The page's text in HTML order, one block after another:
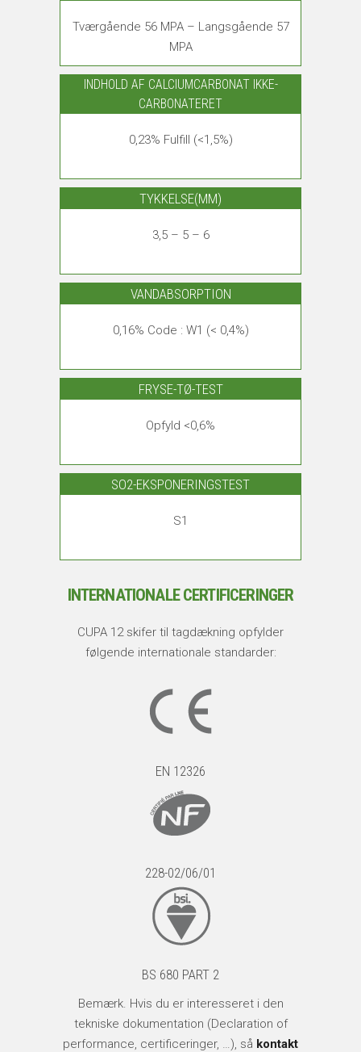
Tværgående 56 MPA – Langsgående 57
MPA
INDHOLD AF CALCIUMCARBONAT IKKE-
CARBONATERET
0,23% Fulfill (<1,5%)
TYKKELSE(MM)
3,5 – 5 – 6
VANDABSORPTION
0,16% Code : W1 (< 0,4%)
FRYSE-TØ-TEST
Opfyld <0,6%
SO2-EKSPONERINGSTEST
S1
INTERNATIONALE CERTIFICERINGER
CUPA 12 skifer til tagdækning opfylder
følgende internationale standarder:
EN 12326
228-02/06/01
BS 680 PART 2
Bemærk. Hvis du er interesseret i den
tekniske dokumentation (Declaration of
performance, certificeringer, …), så kontakt